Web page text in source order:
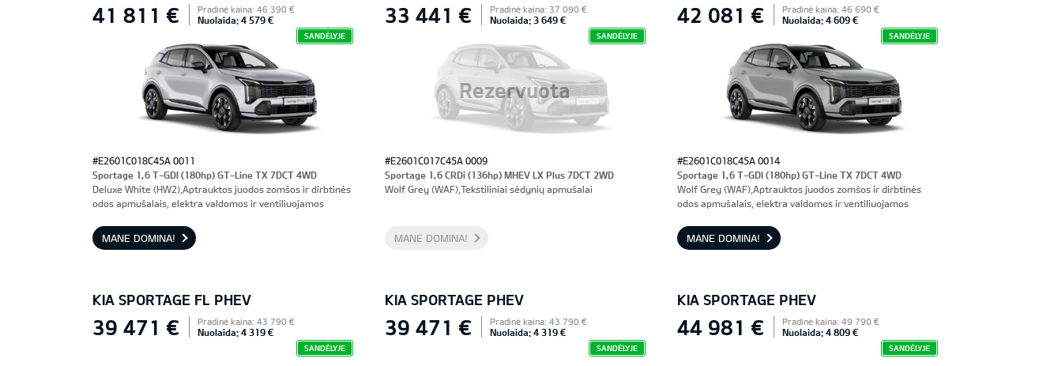
41 811 € Pradinė kaina: 46 390 €
Nuolaida: 4 579 €
SANDĖLYJE
#E2601C018C45A 0011
Sportage 1,6 T-GDI (180hp) GT-Line TX 7DCT 4WD
Deluxe White (HW2),Aptrauktos juodos zomšos ir dirbtinės
odos apmušalais, elektra valdomos ir ventiliuojamos
MANE DOMINA!
Rezervuota
33 441 € Pradinė kaina: 37 090 €
Nuolaida: 3 649 €
SANDĖLYJE
#E2601C017C45A 0009
Sportage 1,6 CRDi (136hp) MHEV LX Plus 7DCT 2WD
Wolf Grey (WAF),Tekstiliniai sėdynių apmušalai
MANE DOMINA!
42 081 € Pradinė kaina: 46 690 €
Nuolaida: 4 609 €
SANDĖLYJE
#E2601C018C45A 0014
Sportage 1,6 T-GDI (180hp) GT-Line TX 7DCT 4WD
Wolf Grey (WAF),Aptrauktos juodos zomšos ir dirbtinės
odos apmušalais, elektra valdomos ir ventiliuojamos
MANE DOMINA!
KIA SPORTAGE FL PHEV
39 471 € Pradinė kaina: 43 790 €
Nuolaida: 4 319 €
SANDĖLYJE
KIA SPORTAGE PHEV
39 471 € Pradinė kaina: 43 790 €
Nuolaida: 4 319 €
SANDĖLYJE
KIA SPORTAGE PHEV
44 981 € Pradinė kaina: 49 790 €
Nuolaida: 4 809 €
SANDĖLYJE